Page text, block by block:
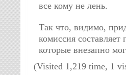
все кому не лень.
Так что, видимо,
комиссия
которые внезапно
(Visited 1,219 time, 1